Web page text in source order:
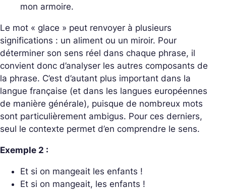
mon armoire.
Le mot « glace » peut renvoyer à plusieurs
significations : un aliment ou un miroir. Pour
déterminer son sens réel dans chaque phrase, il
convient donc d’analyser les autres composants de
la phrase. C’est d’autant plus important dans la
langue française (et dans les langues européennes
de manière générale), puisque de nombreux mots
sont particulièrement ambigus. Pour ces derniers,
seul le contexte permet d’en comprendre le sens.
Exemple 2 :
Et si on mangeait les enfants !
Et si on mangeait, les enfants !